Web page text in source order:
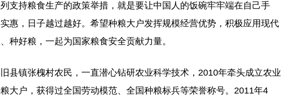
支持粮食生产的政策举措，就是要让中国人的饭碗牢牢端在自己手
惠，日子越过越好。希望种粮大户发挥规模经营优势，积极应用现代
种好粮，一起为国家粮食安全贡献力量。
镇张槐村农民，一直潜心钻研农业科学技术，2010年牵头成立农业
大户，获得过全国劳动模范、全国种粮标兵等荣誉称号。2011年4